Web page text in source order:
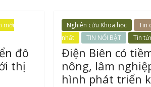
mới
đô
thị
Nghiên cứu Khoa học Tin
nhất
TIN NỔI BẬT Tin
Điện Biên có
nông, lâm
hình phát triển